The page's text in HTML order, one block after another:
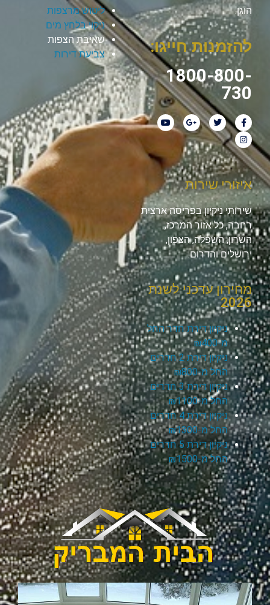
הוגן.
להזמנות חייגו:
1800-800-
730
ליטוש מרצפות
ניקוי בלחץ מים
שאיבת הצפות
צביעת דירות
איזורי שירות
שירותי ניקיון בפריסה ארצית
רחבה, כל אזור המרכז,
השרון, השפלה, הצפון,
ירושלים והדרום.
מחירון עדכני לשנת
2026
ניקיון דירת חדר החל
מ-₪400
ניקיון דירת 2 חדרים
החל מ-₪800
ניקיון דירת 3 חדרים
החל מ-₪1100
ניקיון דירת 4 חדרים
החל מ-₪1300
ניקיון דירת 5 חדרים
החל מ-₪1500